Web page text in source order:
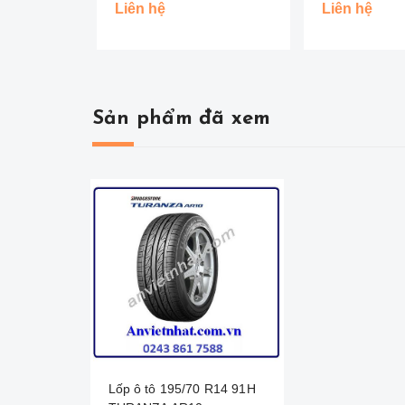
BRIDGESTONE -THAI
Liên hệ Liên hệ
Sản phẩm đã xem
Lốp ô tô 195/70 R14 91H